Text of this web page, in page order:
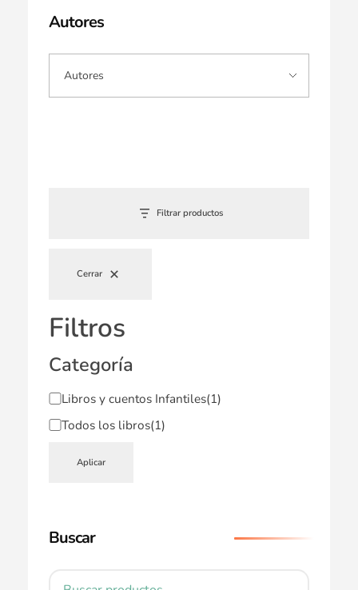
Autores
Filtrar productos
Cerrar
Filtros
Categoría
Libros y cuentos Infantiles(1)
Todos los libros(1)
Aplicar
Buscar